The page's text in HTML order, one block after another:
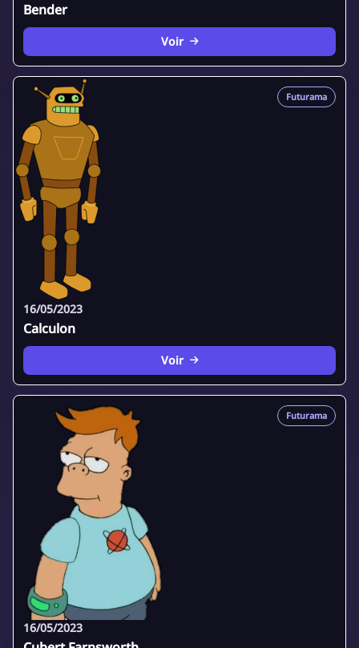
Bender
Voir
Futurama
16/05/2023
Calculon
Voir
Futurama
16/05/2023